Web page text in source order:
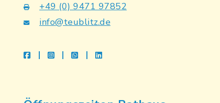
+49 (0) 9471 97852
info@teublitz.de
facebookinstagramwhatsapplinkedin